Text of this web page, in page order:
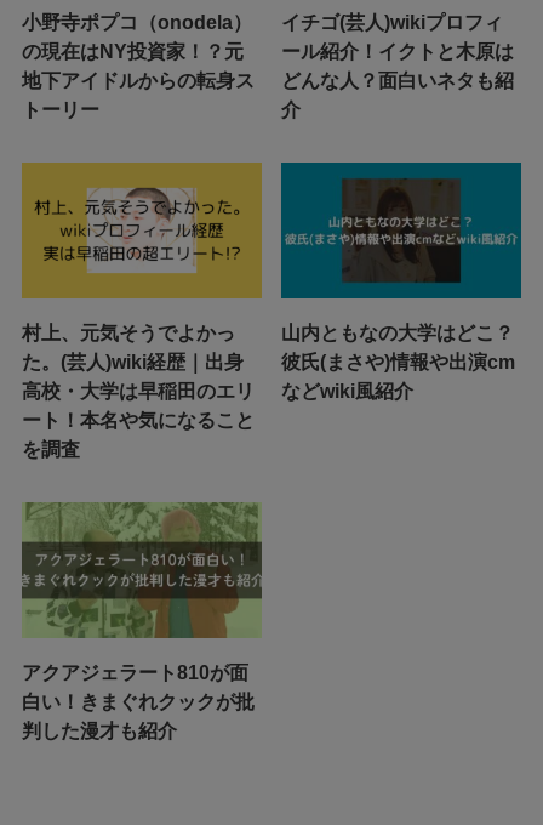
小野寺ポプコ（onodela）
の現在はNY投資家！？元
地下アイドルからの転身ス
トーリー
イチゴ(芸人)wikiプロフィ
ール紹介！イクトと木原は
どんな人？面白いネタも紹
介
村上、元気そうでよかっ
た。(芸人)wiki経歴｜出身
高校・大学は早稲田のエリ
ート！本名や気になること
を調査
山内ともなの大学はどこ？
彼氏(まさや)情報や出演cm
などwiki風紹介
アクアジェラート810が面
白い！きまぐれクックが批
判した漫才も紹介